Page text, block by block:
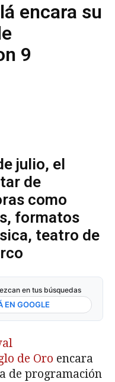
encara su
9
julio, el
de
como
formatos
teatro de
en tus búsquedas
EN GOOGLE
de Oro encara
de programación